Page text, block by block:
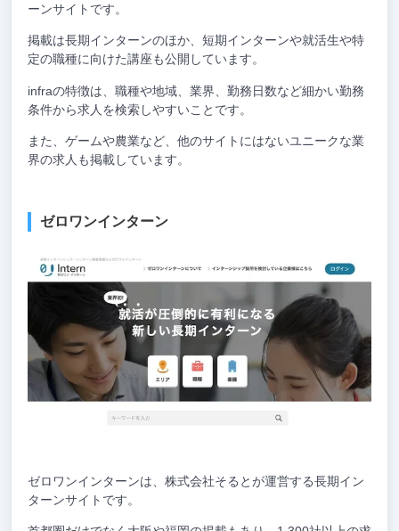
ーンサイトです。
掲載は長期インターンのほか、短期インターンや就活生や特
定の職種に向けた講座も公開しています。
infraの特徴は、職種や地域、業界、勤務日数など細かい勤務
条件から求人を検索しやすいことです。
また、ゲームや農業など、他のサイトにはないユニークな業
界の求人も掲載しています。
ゼロワンインターン
ゼロワンインターンは、株式会社そるとが運営する長期イン
ターンサイトです。